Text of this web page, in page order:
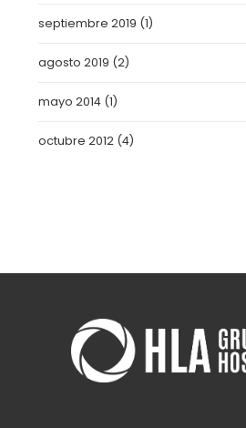
septiembre 2019 (1)
agosto 2019 (2)
mayo 2014 (1)
octubre 2012 (4)